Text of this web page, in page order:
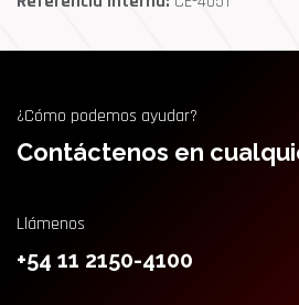
¿Cómo podemos ayudar?
Contáctenos en
Llámenos
+54 11 2150-4100